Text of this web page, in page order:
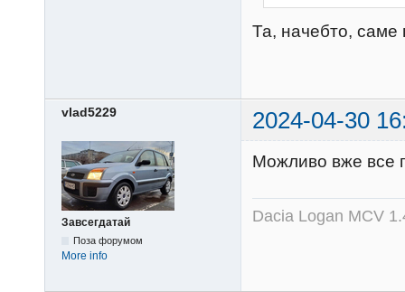
Та, начебто, саме
vlad5229 2024-04-30
Завсегдатай
Поза форумом
More info
Можливо вже все
Dacia Logan MCV